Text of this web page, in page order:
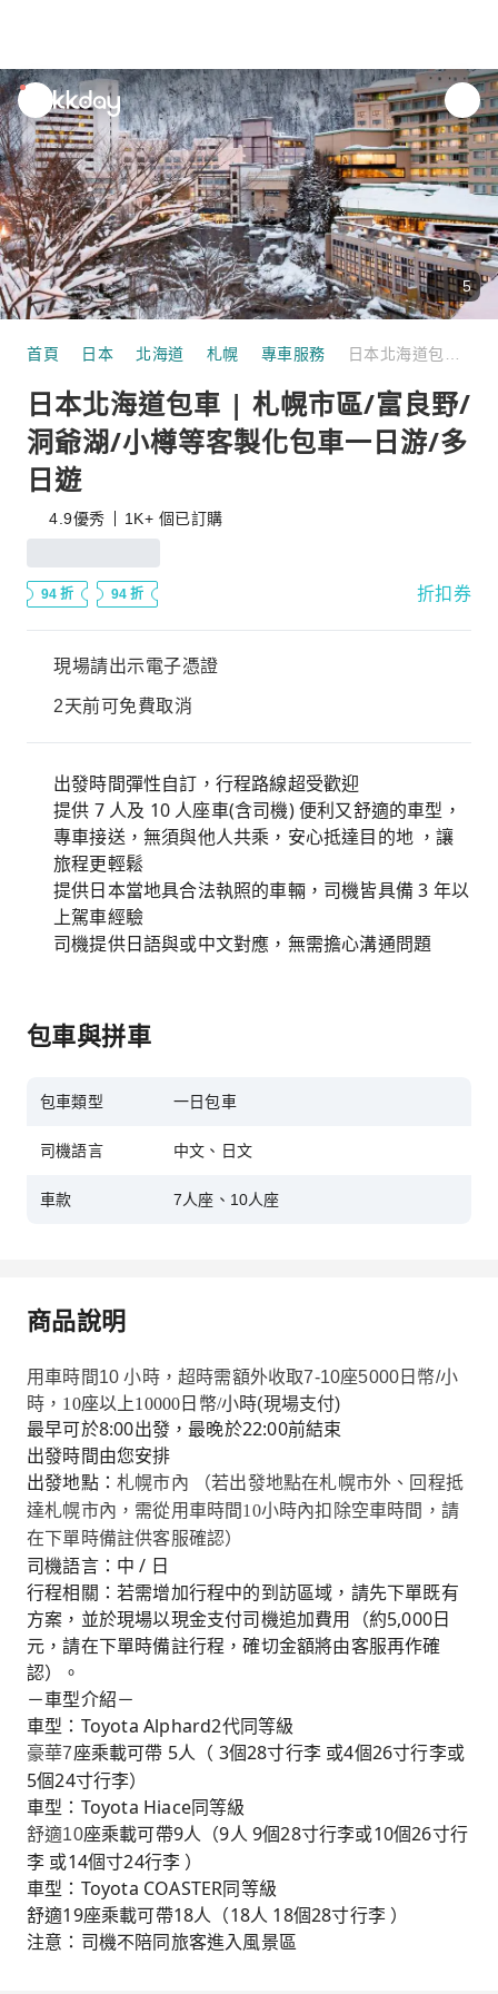
unread
notifications
5
首頁 日本 北海道 札幌 專車服務
日本北海道包車 | 札幌市區/富良野/
洞爺湖/小樽等客製化包車一日游/多
日遊
4.9優秀 1K+ 個已訂購
94 折 94 折 折扣券
現場請出示電子憑證
2天前可免費取消
出發時間彈性自訂，行程路線超受歡迎
提供 7 人及 10 人座車(含司機) 便利又舒適的車型，
專車接送，無須與他人共乘，安心抵達目的地 ，讓
旅程更輕鬆
提供日本當地具合法執照的車輛，司機皆具備 3 年以
上駕車經驗
司機提供日語與或中文對應，無需擔心溝通問題
包車與拼車
包車類型 一日包車
司機語言 中文、日文
車款 7人座、10人座
商品說明
用車時間10小時，超時需額外收取7-10座5000 日幣/小
時， 10座以上10000日幣/小時(現場支付)
最早可於8:00出發，最晚於22:00前結束
出發時間由您安排
出發地點： 札幌市內 （若出發地點在札幌市外、回程抵
達札幌市內，需從用車時間10小時內扣除空車時間，請
在下單時備註供客服確認）
司機語言：中 / 日
行程相關：若需增加行程中的到訪區域，請先下單既有
方案，並於現場以現金支付司機追加費用（約5,000日
元，請在下單時備註行程，確切金額將由客服再作確
認）。
－車型介紹－
車型：Toyota Alphard2代同等級
豪華7座乘載可帶 5人（ 3個28寸行李 或4個26寸行李或
5個24寸行李）
車型：Toyota Hiace同等級
舒適10座乘載可帶9人（9人 9個28寸行李或10個26寸行
李 或14個寸24行李 ）
車型：Toyota COASTER同等級
舒適19座乘載可帶18人（18人 18個28寸行李 ）
注意：司機不陪同旅客進入風景區